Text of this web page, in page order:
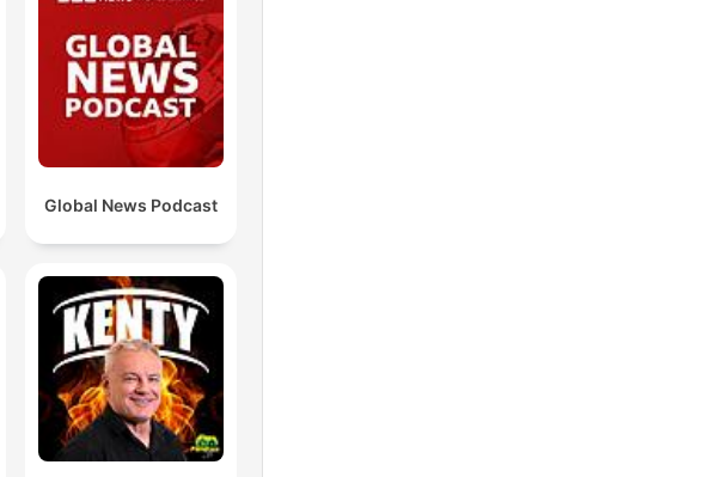
Global News Podcast